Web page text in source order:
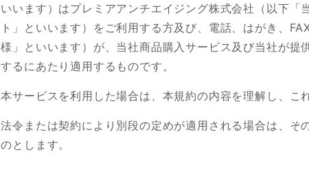
います）はプレミアアンチエイジング株式会社（以下「
」といいます）をご利用する方及び、電話、はがき、
」といいます）が、当社商品購入サービス及び当社が提
るにあたり適用するものです。
サービスを利用した場合は、本規約の内容を理解し、こ
令または契約により別段の定めが適用される場合は、そ
とします。